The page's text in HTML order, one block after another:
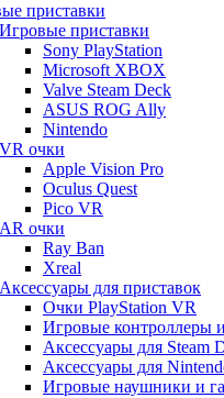
приставки
Игровые приставки
Sony PlayStation
Microsoft XBOX
Valve Steam Deck
ASUS ROG Ally
Nintendo
VR очки
Apple Vision Pro
Oculus Quest
Pico VR
AR очки
Ray Ban
Xreal
Аксессуары для приставок
Очки PlayStation VR
Игровые контроллеры
Аксессуары для Steam
Аксессуары для
Игровые наушники и